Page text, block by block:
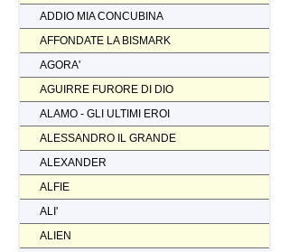
ADDIO MIA CONCUBINA
AFFONDATE LA BISMARK
AGORA'
AGUIRRE FURORE DI DIO
ALAMO - GLI ULTIMI EROI
ALESSANDRO IL GRANDE
ALEXANDER
ALFIE
ALI'
ALIEN